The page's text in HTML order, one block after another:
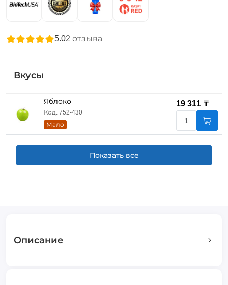
5.02 отзыва
Вкусы
Яблоко
Код: 752-430
Мало
19 311 ₸
Показать все
Описание